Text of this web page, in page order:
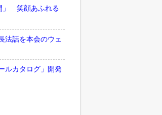
」 笑顔あふれる
法話を本会のウェ
ルカタログ」開発